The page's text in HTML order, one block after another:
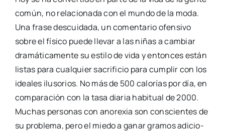
común, no rela­cio­na­da con el mun­do de la moda.
Una fra­se des­cui­da­da, un comen­ta­rio ofen­si­vo
sobre el físi­co pue­de lle­var a las niñas a cam­biar
dra­má­ti­ca­men­te su esti­lo de vida y enton­ces están
lis­tas para cual­quier sacri­fi­cio para cum­plir con los
idea­les ilu­so­rios. No más de 500 calo­rías por día, en
com­pa­ra­ción con la tasa dia­ria habi­tual de 2000.
Muchas per­so­nas con ano­re­xia son cons­cien­tes de
su pro­ble­ma, pero el mie­do a ganar gra­mos adi­cio­